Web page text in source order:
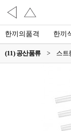
한끼의품격 한끼
(11) 공산품류 > 스트